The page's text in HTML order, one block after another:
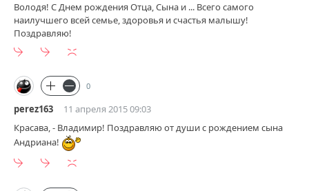
Володя! С Днем рождения Отца, Сына и ... Всего самого
наилучшего всей семье, здоровья и счастья малышу!
Поздравляю!
0
perez163
11 апреля 2015 09:03
Красава, - Владимир! Поздравляю от души с рождением сына
Андриана!